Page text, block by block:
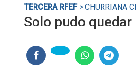
TERCERA RFEF> CHURRIANA
Solo pudo quedar